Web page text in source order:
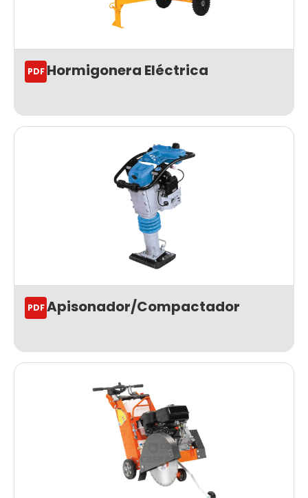
PDF Hormigonera Eléctrica
PDF Apisonador/Compactador